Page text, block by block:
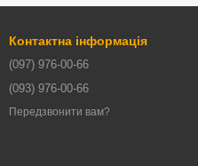
Контактна інформація
(097) 976-00-66
(093) 976-00-66
Передзвонити вам?